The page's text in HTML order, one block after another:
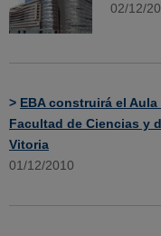
02/12/
> EBA construirá el
Facultad de Ciencias y
Vitoria
01/12/2010